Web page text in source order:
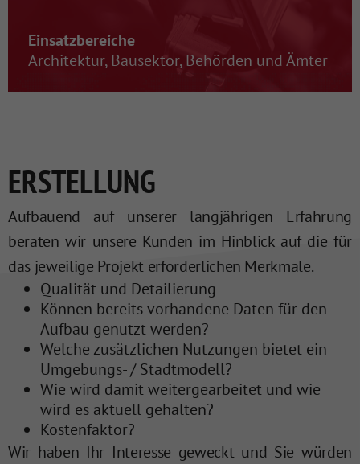
Einsatzbereiche
Architektur, Bausektor, Behörden und Ämter
ERSTELLUNG
Aufbauend auf unserer langjährigen Erfahrung
beraten wir unsere Kunden im Hinblick auf die für
das jeweilige Projekt erforderlichen Merkmale.
Qualität und Detailierung
Können bereits vorhandene Daten für den
Aufbau genutzt werden?
Welche zusätzlichen Nutzungen bietet ein
Umgebungs- / Stadtmodell?
Wie wird damit weitergearbeitet und wie
wird es aktuell gehalten?
Kostenfaktor?
Wir haben Ihr Interesse geweckt und Sie würden